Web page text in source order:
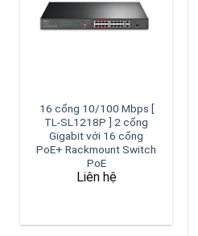
16 cổng 10/100 Mbps [
TL-SL1218P ] 2 cổng
Gigabit với 16 cổng
PoE+ Rackmount Switch
PoE
Liên hệ